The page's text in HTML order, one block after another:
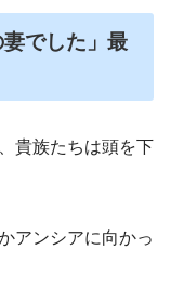
でした」最
貴族たちは頭を下
アンシアに向かっ